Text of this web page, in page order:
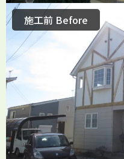
施工前 Before